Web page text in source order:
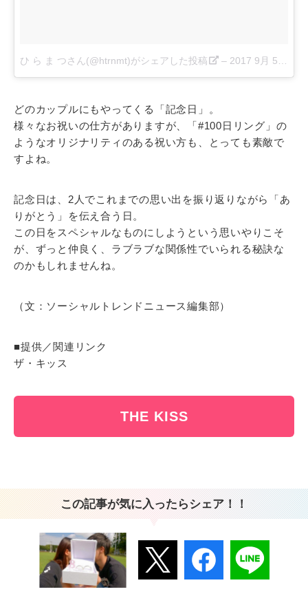
ひ ら ま つさん(@htrnmt)がシェアした投稿 – 2017 9月 5 8:00午前 PDT
どのカップルにもやってくる「記念日」。
様々なお祝いの仕方がありますが、「#100日リング」の
ようなオリジナリティのある祝い方も、とっても素敵で
すよね。
記念日は、2人でこれまでの思い出を振り返りながら「あ
りがとう」を伝え合う日。
この日をスペシャルなものにしようという思いやりこそ
が、ずっと仲良く、ラブラブな関係性でいられる秘訣な
のかもしれませんね。
（文：ソーシャルトレンドニュース編集部）
■提供／関連リンク
ザ・キッス
THE KISS
この記事が気に入ったらシェア！！